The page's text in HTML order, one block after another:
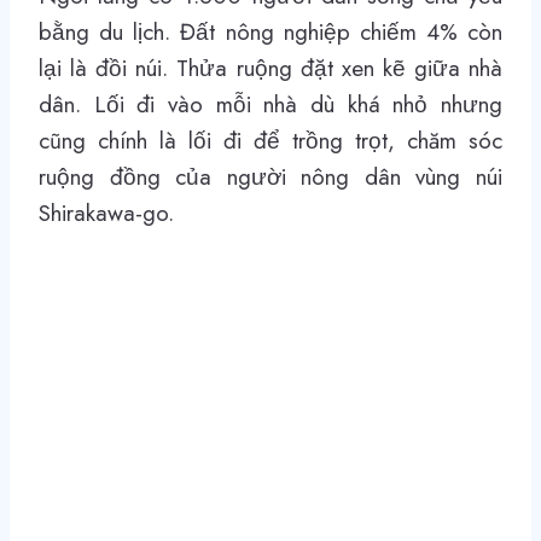
bằng du lịch. Đất nông nghiệp chiếm 4% còn
lại là đồi núi. Thửa ruộng đặt xen kẽ giữa nhà
dân. Lối đi vào mỗi nhà dù khá nhỏ nhưng
cũng chính là lối đi để trồng trọt, chăm sóc
ruộng đồng của người nông dân vùng núi
Shirakawa-go.